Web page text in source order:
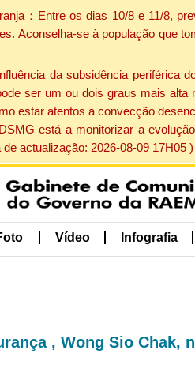
：Entre os dias 10/8 e 11/8,
Aconselha-se à população que
da subsidência periférica
ser um ou dois graus mais
estar atentos a convecção
está a monitorizar a
actualização: 2026-08-09 17H05 )
Vídeo Infografia
, Wong Sio Chak,